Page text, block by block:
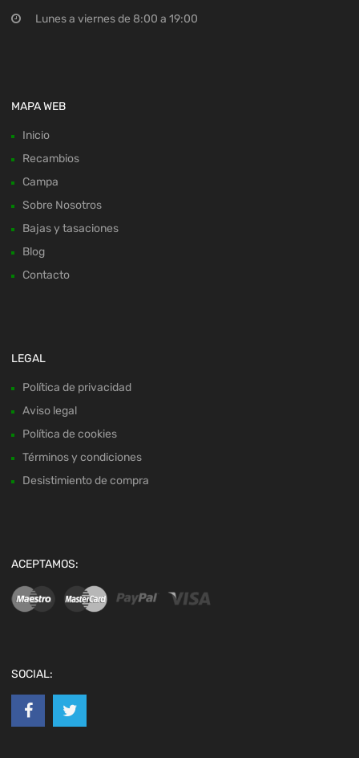
Lunes a viernes de 8:00 a 19:00
MAPA WEB
Inicio
Recambios
Campa
Sobre Nosotros
Bajas y tasaciones
Blog
Contacto
LEGAL
Política de privacidad
Aviso legal
Política de cookies
Términos y condiciones
Desistimiento de compra
ACEPTAMOS:
SOCIAL: